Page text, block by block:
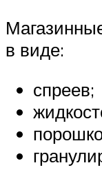
в виде:
спреев;